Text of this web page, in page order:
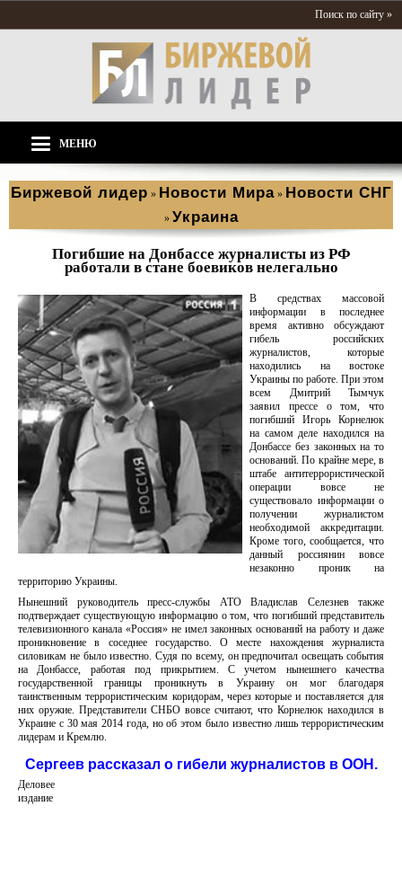
Поиск по сайту »
МЕНЮ
Биржевой лидер » Новости Мира » Новости СНГ
» Украина
Погибшие на Донбассе журналисты из РФ
работали в стане боевиков нелегально
В средствах массовой
информации в последнее
время активно обсуждают
гибель российских
журналистов, которые
находились на востоке
Украины по работе. При этом
всем Дмитрий Тымчук
заявил прессе о том, что
погибший Игорь Корнелюк
на самом деле находился на
Донбассе без законных на то
оснований. По крайне мере, в
штабе антитеррористической
операции вовсе не
существовало информации о
получении журналистом
необходимой аккредитации.
Кроме того, сообщается, что
данный россиянин вовсе
незаконно проник на
территорию Украины.
Нынешний руководитель пресс-службы АТО Владислав Селезнев также
подтверждает существующую информацию о том, что погибший представитель
телевизионного канала «Россия» не имел законных оснований на работу и даже
проникновение в соседнее государство. О месте нахождения журналиста
силовикам не было известно. Судя по всему, он предпочитал освещать события
на Донбассе, работая под прикрытием. С учетом нынешнего качества
государственной границы проникнуть в Украину он мог благодаря
таинственным террористическим коридорам, через которые и поставляется для
них оружие. Представители СНБО вовсе считают, что Корнелюк находился в
Украине с 30 мая 2014 года, но об этом было известно лишь террористическим
лидерам и Кремлю.
Сергеев рассказал о гибели журналистов в ООН.
Деловее
издание